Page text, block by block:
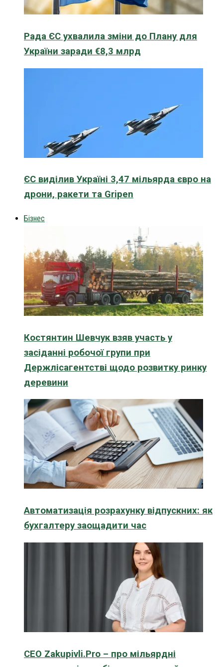
Рада ЄС ухвалила зміни до Плану для
України заради €8,3 млрд
ЄС виділив Україні 3,47 мільярда євро на
дрони, ракети та Gripen
Бізнес
Костянтин Шевчук взяв участь у
засіданні робочої групи при
Держлісагентстві щодо розвитку ринку
деревини
Автоматизація розрахунку відпускних: як
бухгалтеру заощадити час
CEO Zakupivli.Pro – про мільярдні